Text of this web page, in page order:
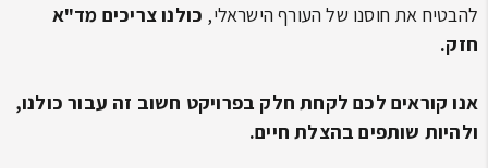
להבטיח את חוסנו של העורף הישראלי, כולנו צריכים מד"א
חזק.
אנו קוראים לכם לקחת חלק בפרויקט חשוב זה עבור כולנו,
ולהיות שותפים בהצלת חיים.